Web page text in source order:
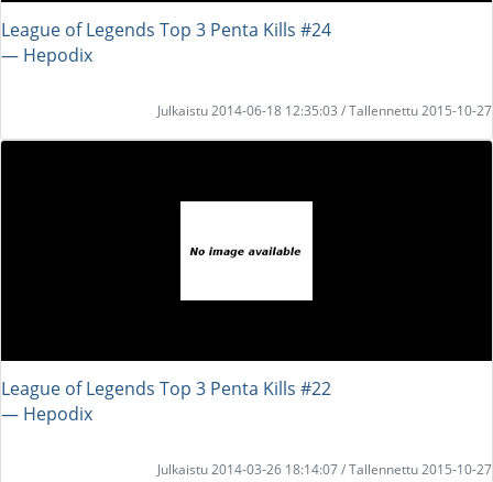
League of Legends Top 3 Penta Kills #24
― Hepodix
Julkaistu 2014-06-18 12:35:03 / Tallennettu 2015-10-27
League of Legends Top 3 Penta Kills #22
― Hepodix
Julkaistu 2014-03-26 18:14:07 / Tallennettu 2015-10-27